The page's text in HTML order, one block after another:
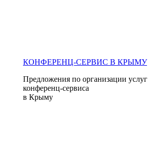
КОНФЕРЕНЦ-СЕРВИС В КРЫМУ
Предложения по организации услуг
конференц-сервиса
в Крыму